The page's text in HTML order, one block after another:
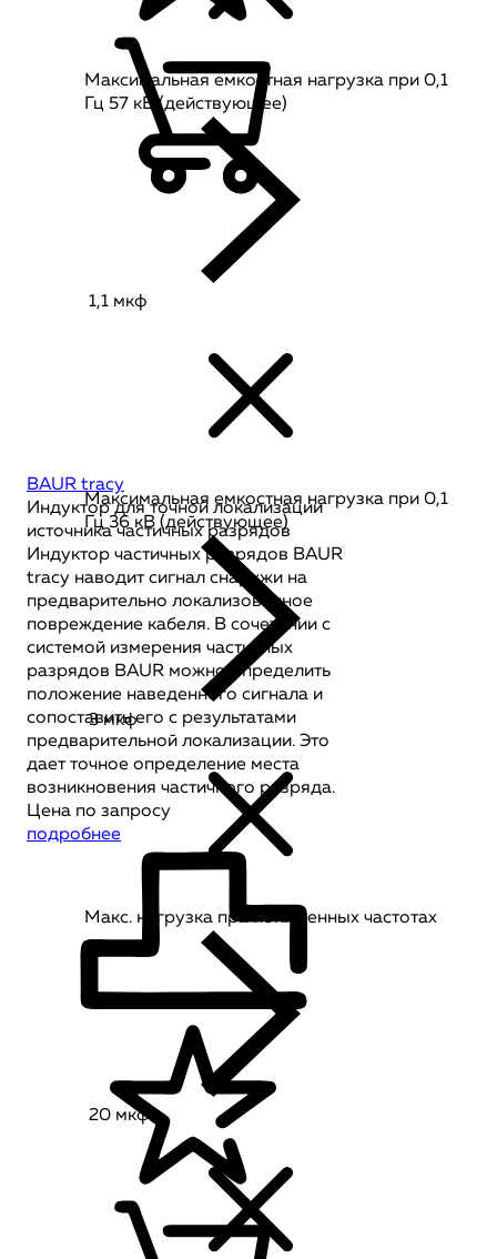
BAUR tracy
Индуктор для точной локализации
источника частичных разрядов
Индуктор частичных разрядов BAUR
tracy наводит сигнал снаружи на
предварительно локализованное
повреждение кабеля. В сочетании с
системой измерения частичных
разрядов BAUR можно определить
положение наведенного сигнала и
сопоставить его с результатами
предварительной локализации. Это
дает точное определение места
возникновения частичного разряда.
Цена по запросу
подробнее
Максимальная емкостная нагрузка при 0,1
Гц 57 кВ (действующее)
1,1 мкф
Максимальная емкостная нагрузка при 0,1
Гц 36 кВ (действующее)
3 мкф
Макс. нагрузка при пониженных частотах
20 мкф